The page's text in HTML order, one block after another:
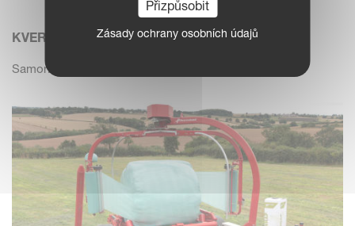
KVERNELAND 7820
Samonakládací oběžná balička balíků
Přizpůsobit
Zásady ochrany osobních údajů